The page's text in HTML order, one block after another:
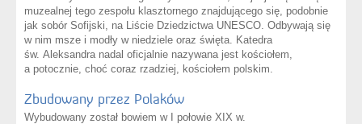
muzealnej tego zespołu klasztornego znajdującego się, podobnie
jak sobór Sofijski, na Liście Dziedzictwa UNESCO. Odbywają się
w nim msze i modły w niedziele oraz święta. Katedra
św. Aleksandra nadal oficjalnie nazywana jest kościołem,
a potocznie, choć coraz rzadziej, kościołem polskim.
Zbudowany przez Polaków
Wybudowany został bowiem w I połowie XIX w.